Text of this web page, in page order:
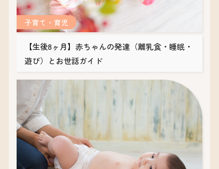
【生後8ヶ月】赤ちゃんの発達（離乳食・睡眠・
遊び）とお世話ガイド
子育て・育児